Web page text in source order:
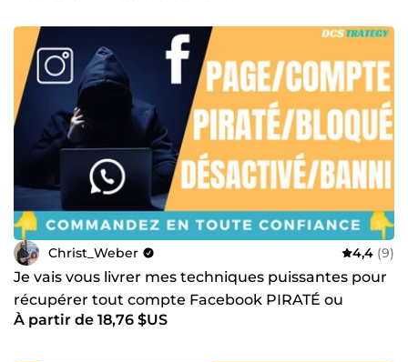
Christ_Weber 4,4 (9)
Je vais vous livrer mes techniques puissantes pour
récupérer tout compte Facebook PIRATÉ ou
BANNI
À partir de 18,76 $US